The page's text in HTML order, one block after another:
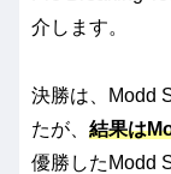
介します。
決勝は、Modd
たが、 結果は
優勝したModd